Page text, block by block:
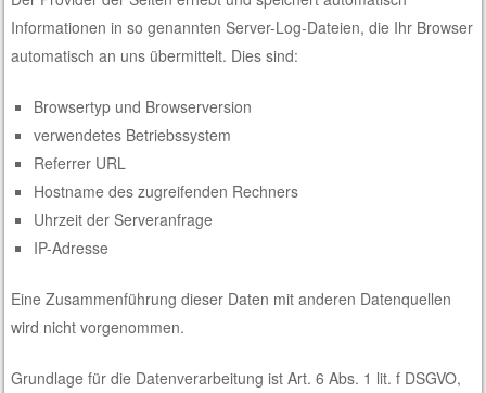
Informationen in so genannten Server-Log-Dateien, die Ihr Browser
automatisch an uns übermittelt. Dies sind:
Browsertyp und Browserversion
verwendetes Betriebssystem
Referrer URL
Hostname des zugreifenden Rechners
Uhrzeit der Serveranfrage
IP-Adresse
Eine Zusammenführung dieser Daten mit anderen Datenquellen
wird nicht vorgenommen.
Grundlage für die Datenverarbeitung ist Art. 6 Abs. 1 lit. f DSGVO,